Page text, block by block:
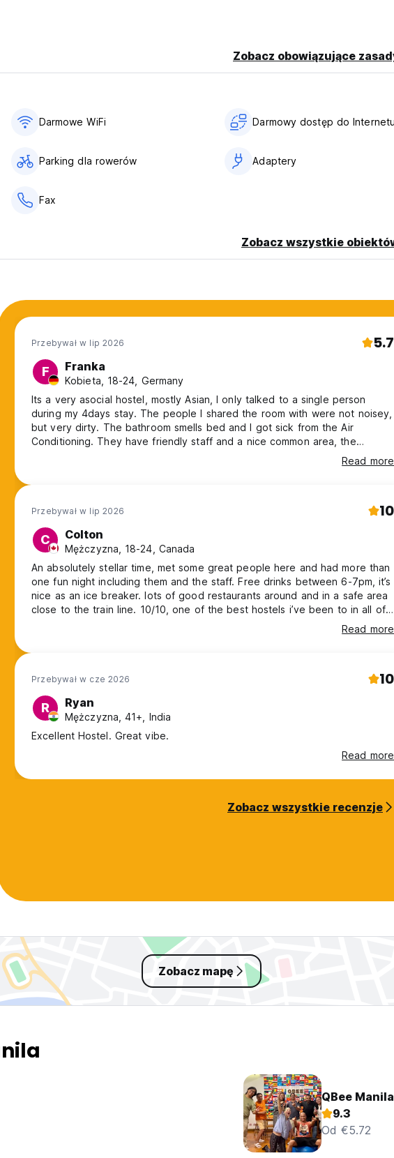
Zobacz obowiązujące
Darmowe WiFi Darmowy dostęp do
Parking dla rowerów Adaptery
Fax
Zobacz wszystkie
Przebywał w lip 2026 5.7
F Franka
Kobieta, 18-24, Germany
Its a very asocial hostel, mostly Asian, I only talked to a single person
during my 4days stay. The people I shared the room with were not noisey,
but very dirty. The bathroom smells bed and I got sick from the Air
Conditioning. They have friendly staff and a nice common area, the
laundry place is also very good quality! The beds are comfortable tho.Read more
Przebywał w lip 2026 10
C Colton
Mężczyzna, 18-24, Canada
An absolutely stellar time, met some great people here and had more than
one fun night including them and the staff. Free drinks between 6-7pm, it’s
nice as an ice breaker. lots of good restaurants around and in a safe area
close to the train line. 10/10, one of the best hostels i’ve been to in all of
south east asia. Mark is a very nice staff member and one night i came
home srunk and we watched avatar the last air bender, all around great
Read more
Przebywał w cze 2026 10
R Ryan
Mężczyzna, 41+, India
Excellent Hostel. Great vibe.
Read more
Zobacz wszystkie recenzje
Zobacz mapę
QBee
9.3
Od €5.72